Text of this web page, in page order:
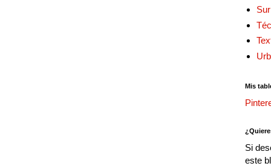
Mis
Si
este